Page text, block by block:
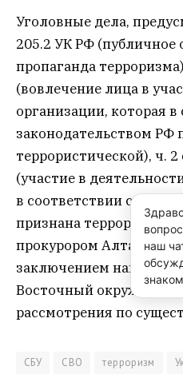
Уголовные дела,
205.2 УК РФ (публичное
пропаганда
(вовлечение лица в
организации, которая в
законодательством РФ
террористической), ч.
(участие в
в соответствии с
признана
прокурором
заключением
Восточный окружной
рассмотрения по
СБУ СВО терроризм
наш